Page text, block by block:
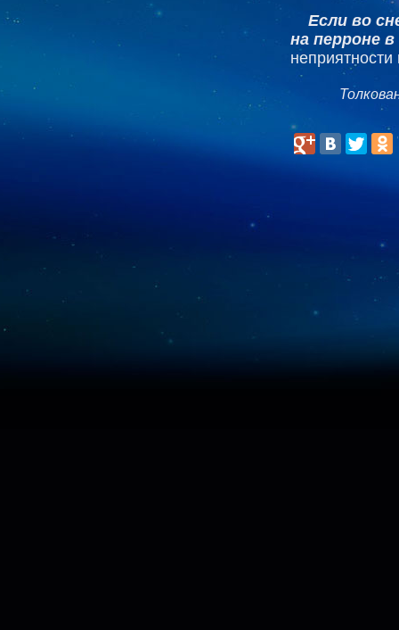
Если во
на перроне